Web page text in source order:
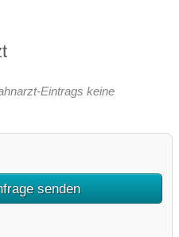
Eintrags keine
senden